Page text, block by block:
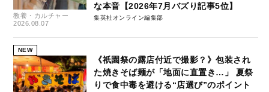
教養・カルチャー
2026.08.07
な本音【2026年7月バズり記事5位】
集英社オンライン編集部
NEW
《祇園祭の露店付近で撮影？》包装され
た焼きそば麺が「地面に直置き…」 夏祭
りで食中毒を避ける“店選び”のポイント